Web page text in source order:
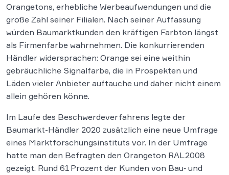
Orangetons, erhebliche Werbeaufwendungen und die
große Zahl seiner Filialen. Nach seiner Auffassung
würden Baumarktkunden den kräftigen Farbton längst
als Firmenfarbe wahrnehmen. Die konkurrierenden
Händler widersprachen: Orange sei eine weithin
gebräuchliche Signalfarbe, die in Prospekten und
Läden vieler Anbieter auftauche und daher nicht einem
allein gehören könne.
Im Laufe des Beschwerdeverfahrens legte der
Baumarkt-Händler 2020 zusätzlich eine neue Umfrage
eines Marktforschungsinstituts vor. In der Umfrage
hatte man den Befragten den Orangeton RAL 2008
gezeigt. Rund 61 Prozent der Kunden von Bau‑ und